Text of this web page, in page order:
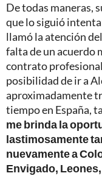
De todas maneras,
que lo siguió
llamó la atención
falta de un acuerdo
contrato
posibilidad de ir a
aproximadamente
tiempo en España,
me brinda la
lastimosamente
nuevamente a
Envigado,